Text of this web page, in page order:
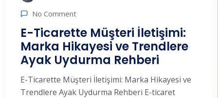
No Comment
E-Ticarette Müşteri İletişimi:
Marka Hikayesi ve Trendlere
Ayak Uydurma Rehberi
E-Ticarette Müşteri İletişimi: Marka Hikayesi ve
Trendlere Ayak Uydurma Rehberi E-ticaret